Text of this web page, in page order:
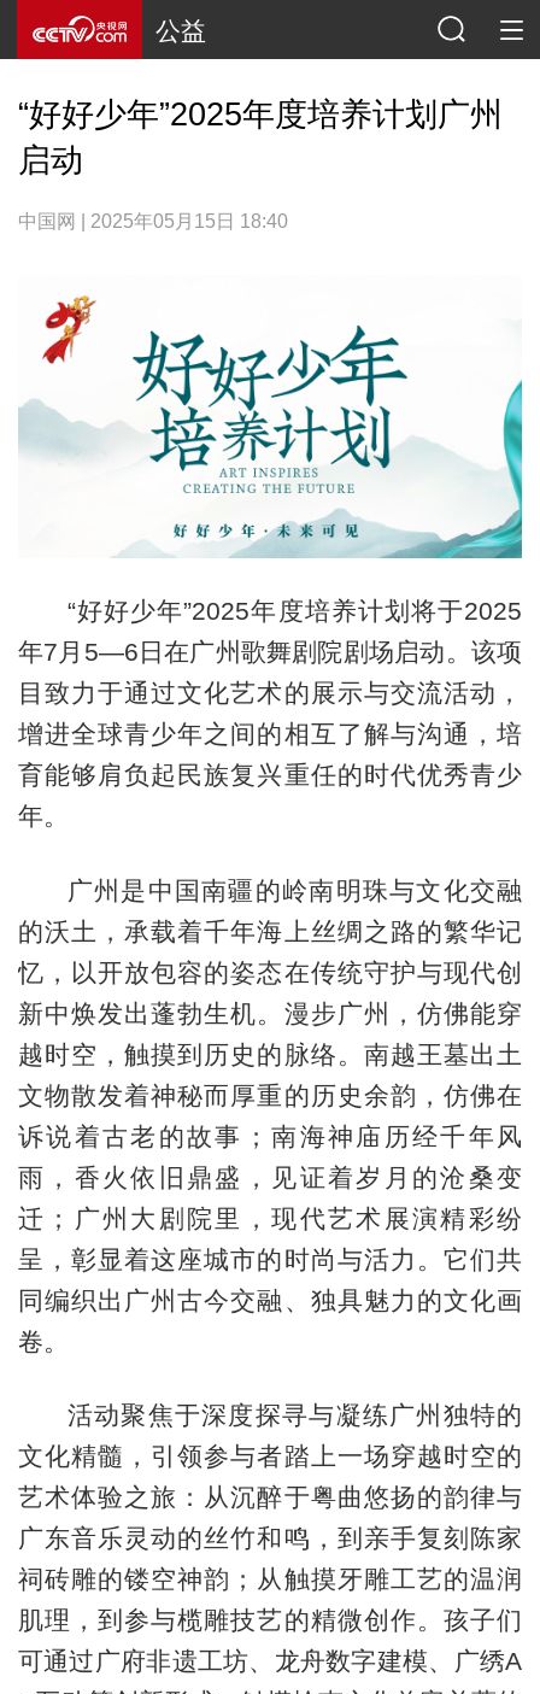
公益
“好好少年”2025年度培养计划广州
启动
中国网 | 2025年05月15日 18:40
“好好少年”2025年度培养计划将于2025
年7月5—6日在广州歌舞剧院剧场启动。该项
目致力于通过文化艺术的展示与交流活动，
增进全球青少年之间的相互了解与沟通，培
育能够肩负起民族复兴重任的时代优秀青少
年。
广州是中国南疆的岭南明珠与文化交融
的沃土，承载着千年海上丝绸之路的繁华记
忆，以开放包容的姿态在传统守护与现代创
新中焕发出蓬勃生机。漫步广州，仿佛能穿
越时空，触摸到历史的脉络。南越王墓出土
文物散发着神秘而厚重的历史余韵，仿佛在
诉说着古老的故事；南海神庙历经千年风
雨，香火依旧鼎盛，见证着岁月的沧桑变
迁；广州大剧院里，现代艺术展演精彩纷
呈，彰显着这座城市的时尚与活力。它们共
同编织出广州古今交融、独具魅力的文化画
卷。
活动聚焦于深度探寻与凝练广州独特的
文化精髓，引领参与者踏上一场穿越时空的
艺术体验之旅：从沉醉于粤曲悠扬的韵律与
广东音乐灵动的丝竹和鸣，到亲手复刻陈家
祠砖雕的镂空神韵；从触摸牙雕工艺的温润
肌理，到参与榄雕技艺的精微创作。孩子们
可通过广府非遗工坊、龙舟数字建模、广绣A